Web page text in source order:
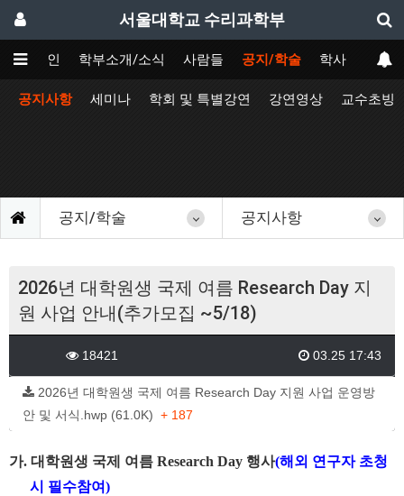
서울대학교 수리과학부
메인 학부소개/소식 사람들 공지/학술 학사
공지사항 세미나 학회 및 특별강연 강연영상 교수초빙
공지/학술 공지사항
2026년 대학원생 국제 여름 Research Day 지
원 사업 안내(추가모집 ~5/18)
18421 03.25 17:43
2026년 대학원생 국제 여름 Research Day 지원 사업 운영방
안 및 서식.hwp (61.0K) + 187
가. 대학원생 국제 여름 Research Day 행사(해외 연구자 초청
시 필수참여)